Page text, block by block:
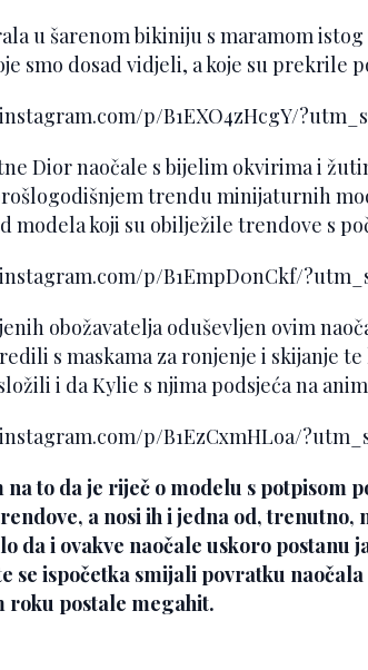
u šarenom bikiniju s maramom
smo dosad vidjeli, a koje su prekrile
p/B1EXO4zHcgY/
Dior naočale s bijelim okvirima i
trendu minijaturnih
modela koji su obilježile trendove s
p/B1EmpD0nCkf/
obožavatelja oduševljen ovim
s maskama za ronjenje i skijanje
i da Kylie s njima podsjeća na
p/B1EzCxmHLoa/
na to da je riječ o modelu s potpisom
a nosi ih i jedna od, trenutno,
da i ovakve naočale uskoro postanu
se ispočetka smijali povratku
roku postale megahit.